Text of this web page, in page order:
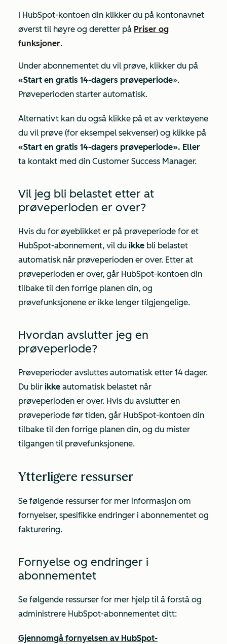
I HubSpot-kontoen din klikker du på kontonavnet
øverst til høyre og deretter på Priser og
funksjoner.
Under abonnementet du vil prøve, klikker du på
«Start en gratis 14-dagers prøveperiode».
Prøveperioden starter automatisk.
Alternativt kan du også klikke på et av verktøyene
du vil prøve (for eksempel sekvenser) og klikke på
«Start en gratis 14-dagers prøveperiode». Eller
ta kontakt med din Customer Success Manager.
Vil jeg bli belastet etter at
prøveperioden er over?
Hvis du for øyeblikket er på prøveperiode for et
HubSpot-abonnement, vil du ikke bli belastet
automatisk når prøveperioden er over. Etter at
prøveperioden er over, går HubSpot-kontoen din
tilbake til den forrige planen din, og
prøvefunksjonene er ikke lenger tilgjengelige.
Hvordan avslutter jeg en
prøveperiode?
Prøveperioder avsluttes automatisk etter 14 dager.
Du blir ikke automatisk belastet når
prøveperioden er over. Hvis du avslutter en
prøveperiode før tiden, går HubSpot-kontoen din
tilbake til den forrige planen din, og du mister
tilgangen til prøvefunksjonene.
Ytterligere ressurser
Se følgende ressurser for mer informasjon om
fornyelser, spesifikke endringer i abonnementet og
fakturering.
Fornyelse og endringer i
abonnementet
Se følgende ressurser for mer hjelp til å forstå og
administrere HubSpot-abonnementet ditt:
Gjennomgå fornyelsen av HubSpot-